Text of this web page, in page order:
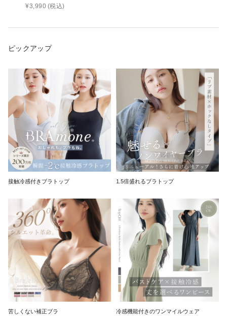
¥3,990 (税込)
ピックアップ
接触冷感付きブラトップ 1.5倍盛れるブラトップ
苦しくない補正ブラ 冷感機能付きのワンマイルウェア